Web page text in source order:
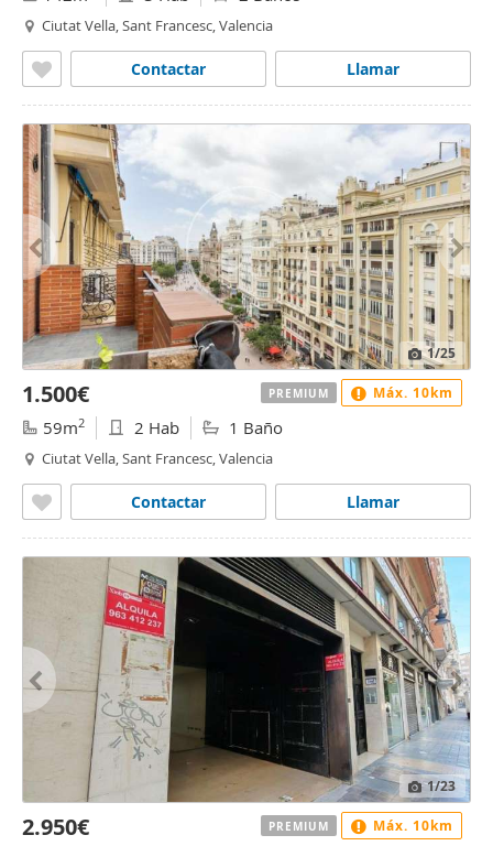
Ciutat Vella, Sant Francesc, Valencia
Llamar
Contactar
1/25
1.500€
59m2 2 Hab 1 Baño
Ciutat Vella, Sant Francesc, Valencia
Llamar
Contactar
PREMIUM Máx. 10km
1/23
2.950€ PREMIUM Máx. 10km